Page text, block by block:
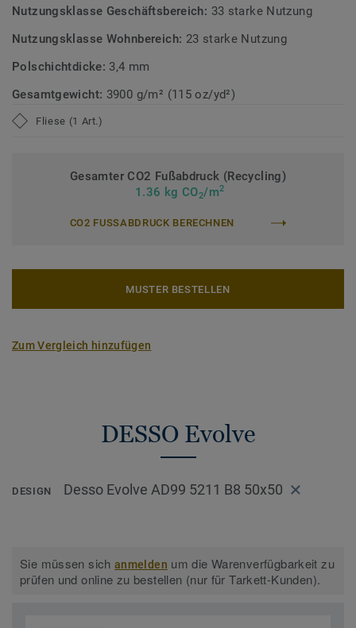
Selection– unseren nachhaltigen und kreislauffähigen
Bodenbelagskollektionen. Die Teppichfliesen sind auch
nach dem Gebrauch recyclingfähig.
Teppichfliesen.
Nutzungsklasse Geschäftsbereich: 33 starke Nutzung
Nutzungsklasse Wohnbereich: 23 starke Nutzung
Polschichtdicke: 3,4 mm
Gesamtgewicht: 3900 g/m² (115 oz/yd²)
Fliese (1 Art.)
Gesamter CO2 Fußabdruck (Recycling)
1.36 kg CO2/m2
CO2 FUSSABDRUCK BERECHNEN
MUSTER BESTELLEN
Zum Vergleich hinzufügen
DESSO Evolve
DESIGN Desso Evolve AD99 5211 B8 50x50
Sie müssen sichanmelden um die Warenverfügbarkeit zu
prüfen und online zu bestellen (nur für Tarkett-Kunden).